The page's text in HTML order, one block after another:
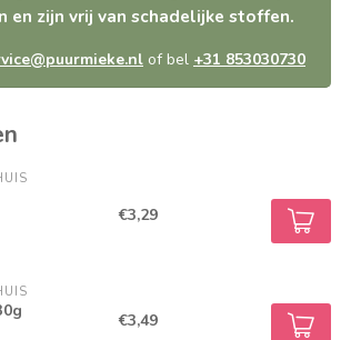
en zijn vrij van schadelijke stoffen.
of bel +31 853030730
€3,29
€3,49